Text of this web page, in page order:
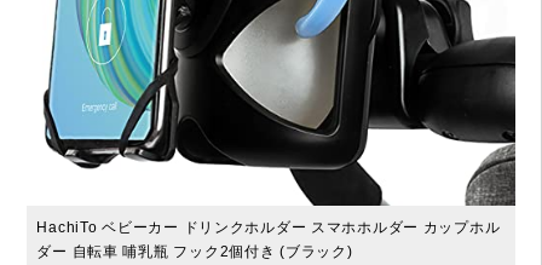
HachiTo ベビーカー ドリンクホルダー スマホホルダー カップホル
ダー 自転車 哺乳瓶 フック2個付き (ブラック)